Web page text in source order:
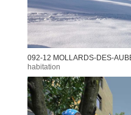
092-12 MOLLARDS-DES-
habitation